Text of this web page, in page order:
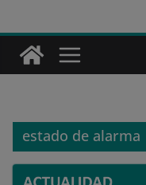
estado de alarma